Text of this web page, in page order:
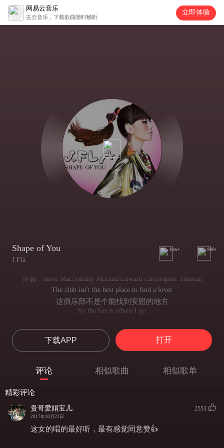
网易云音乐
去云音乐，下载歌曲随时畅听
立即体验
Shape of You
J.Fla
10w+ 999+
作曲 : Steve Mac/Johnny McDaid/Edward Christopher Sheeran
The club isn't the best place to find a lover
这俱乐部不是个能找到安慰的地方
So the bar is where I go
Me and my friends at the table doing shots
我和我的朋友们在桌前举杯
Drinking faster and then we talk slow
come over and start up a conversation with just me
Take my hand, stop put "Van the Man" on the jukebox
牵起我的手，缓缓停下在点唱机里放起Van the Man
下载APP 打开
评论 相似歌曲 相似歌单
精彩评论
贵哥爱娟宝儿
2017年10月22日
2553
这女的唱的最好听，最有感觉同意赞👍